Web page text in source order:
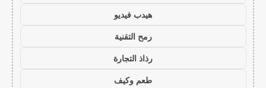
هيدب فيديو
رمح التقنية
رذاذ التجارة
طعم وكيف